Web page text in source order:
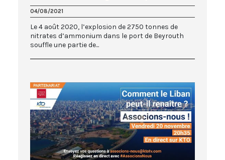
04/08/2021
Le 4 août 2020, l’explosion de 2750 tonnes de
nitrates d’ammonium dans le port de Beyrouth
souffle une partie de...